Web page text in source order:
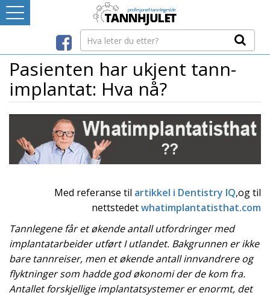
LEVERANDØRREGISTER
TANNBLOGGEN
MEDIA-INFO
INTERNETT-RESSURSER
Avtaleboken
Ditt Tannhjul
Pasienten har ukjent tann-
implantat: Hva nå?
Med referanse til artikkel i Dentistry IQ,og til
nettstedetwhatimplantatisthat.com
Tannlegene får et økende antall utfordringer med
implantatarbeider utført I utlandet. Bakgrunnen er ikke
bare tannreiser, men et økende antall innvandrere og
flyktninger som hadde god økonomi der de kom fra.
Antallet forskjellige implantatsystemer er enormt, det
Logg inn